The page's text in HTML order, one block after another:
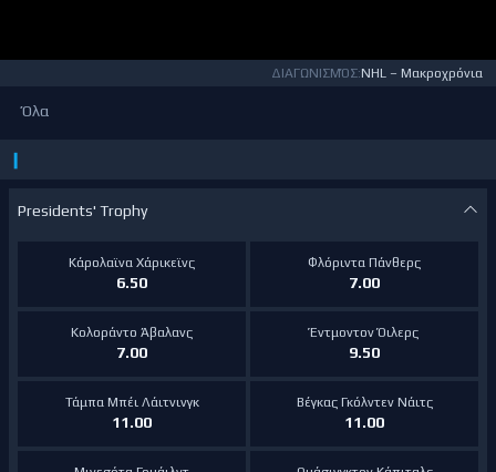
ΔΙΑΓΩΝΙΣΜΌΣ:NHL – Μακροχρόνια
Όλα
Presidents' Trophy
Κάρολαϊνα Χάρικεϊνς
6.50
Φλόριντα Πάνθερς
7.00
Κολοράντο Άβαλανς
7.00
Έντμοντον Όιλερς
9.50
Τάμπα Μπέι Λάιτνινγκ
11.00
Βέγκας Γκόλντεν Νάιτς
11.00